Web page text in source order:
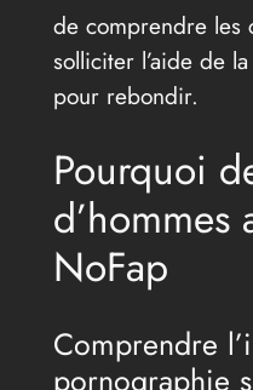
de comprendre les
solliciter l’aide de
pour rebondir.
Pourquoi
NoFap
Comprendre
pornographie